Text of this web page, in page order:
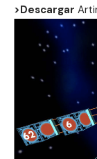
>Descargar